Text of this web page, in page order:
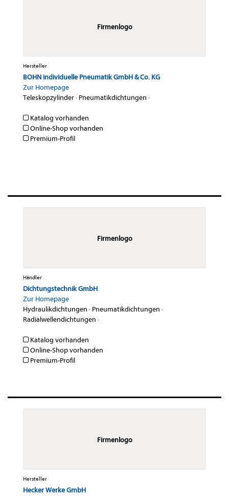
Firmenlogo
Hersteller
BOHN individuelle Pneumatik GmbH & Co. KG
Zur Homepage
Teleskopzylinder· Pneumatikdichtungen ·
Katalog vorhanden
Online-Shop vorhanden
Premium-Profil
Firmenlogo
Händler
Dichtungstechnik GmbH
Zur Homepage
Hydraulikdichtungen · Pneumatikdichtungen ·
Radialwellendichtungen ·
Katalog vorhanden
Online-Shop vorhanden
Premium-Profil
Firmenlogo
Hersteller
Hecker Werke GmbH